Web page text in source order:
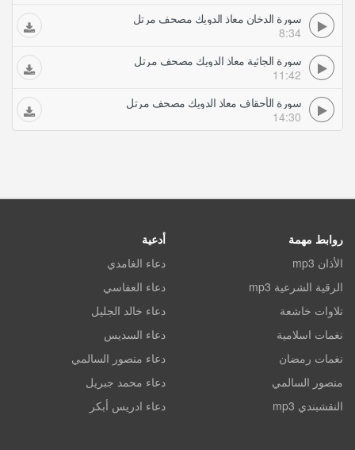
سورة الدخان معاذ الدويك مصحف مرتل
8:34
سورة الجاثية معاذ الدويك مصحف مرتل
11:42
سورة الأحقاف معاذ الدويك مصحف مرتل
14:30
روابط مهمة
الأذان mp3
الرقية الشرعية mp3
تلاوات خاشعة
نغمات اسلامية
نغمات رمضان
منصور السالمي
النقشبندي mp3
أدعية
دعاء الغامدي
دعاء العفاسي
دعاء خالد الجليل
دعاء السديس
دعاء منصور السالمي
دعاء محمد جبريل
دعاء ادريس أبكر